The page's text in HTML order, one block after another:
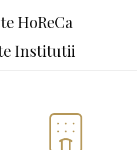
HoReCa
Institutii